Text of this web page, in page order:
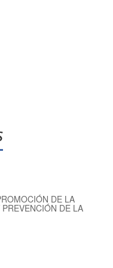
DE LA
DE LA